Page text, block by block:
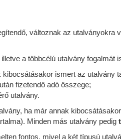
változnak az
a többcélú utalvány fogalmát
kibocsátásakor ismert az
fizetendő adó összege;
utalvány.
ha már annak
Minden más utalvány pedig
fontos, mivel a két típusú